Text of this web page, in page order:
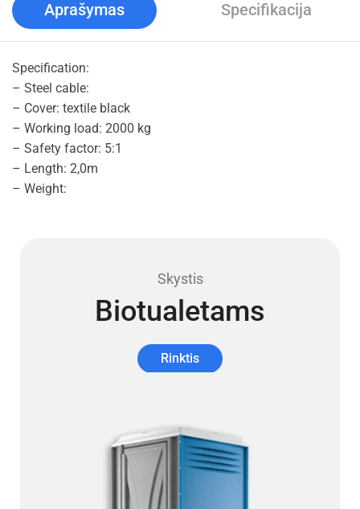
Aprašymas Specifikacija
Specification:
– Steel cable:
– Cover: textile black
– Working load: 2000 kg
– Safety factor: 5:1
– Length: 2,0m
– Weight:
Skystis
Biotualetams
Rinktis